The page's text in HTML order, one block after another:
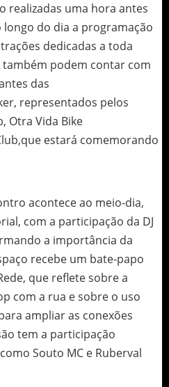
realizadas uma hora antes
longo do dia a programação
dedicadas a toda
podem contar com
das
representados pelos
Otra Vida Bike
estará comemorando
acontece ao meio-dia,
com a participação da DJ
a importância da
recebe um bate-papo
que reflete sobre a
com a rua e sobre o uso
ampliar as conexões
tem a participação
Souto MC e Ruberval